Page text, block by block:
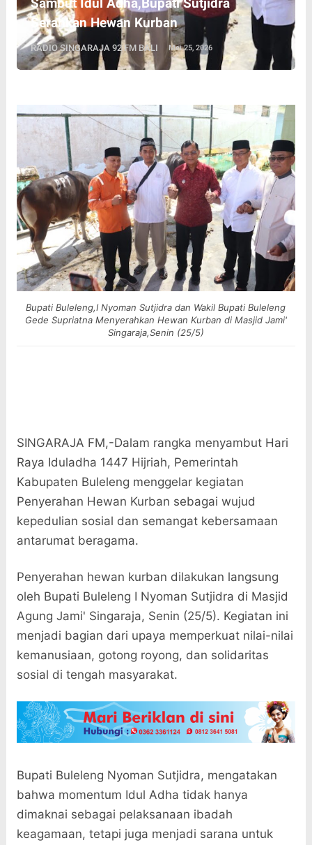
Serahkan Hewan Kurban
RADIO SINGARAJA 92 FM BALI Mei 25, 2026
Bupati Buleleng,I Nyoman Sutjidra dan Wakil Bupati Buleleng
Gede Supriatna Menyerahkan Hewan Kurban di Masjid Jami'
Singaraja,Senin (25/5)
SINGARAJA FM,-Dalam rangka menyambut Hari
Raya Iduladha 1447 Hijriah, Pemerintah
Kabupaten Buleleng menggelar kegiatan
Penyerahan Hewan Kurban sebagai wujud
kepedulian sosial dan semangat kebersamaan
antarumat beragama.
Penyerahan hewan kurban dilakukan langsung
oleh Bupati Buleleng I Nyoman Sutjidra di Masjid
Agung Jami' Singaraja, Senin (25/5). Kegiatan ini
menjadi bagian dari upaya memperkuat nilai-nilai
kemanusiaan, gotong royong, dan solidaritas
sosial di tengah masyarakat.
Bupati Buleleng Nyoman Sutjidra, mengatakan
bahwa momentum Idul Adha tidak hanya
dimaknai sebagai pelaksanaan ibadah
keagamaan, tetapi juga menjadi sarana untuk